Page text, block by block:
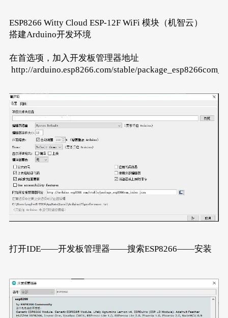
ESP8266 Witty Cloud ESP-12F WiFi 模块（机智云）
搭建Arduino开发环境
在首选项，加入开发板管理器地址
http://arduino.esp8266.com/stable/
打开IDE——开发板管理器——搜索ESP8266——安装